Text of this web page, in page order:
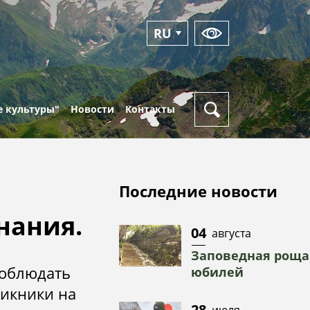
RU
EN
Новости
Фотоальбомы
Контакты
Пункты
пропусков
Оперативный
на
Последние новости
04 августа
Заповедная
юбилей